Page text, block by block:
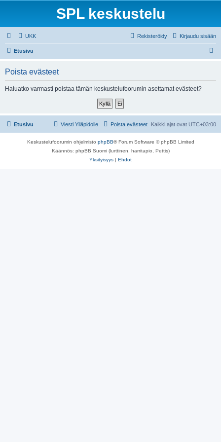
SPL keskustelu
UKK Kirjaudu sisään
Rekisteröidy
Etusivu
Poista evästeet
Haluatko varmasti poistaa tämän keskustelufoorumin asettamat evästeet?
Etusivu Kaikki ajat ovat UTC+03:00
Poista evästeet
Viesti Ylläpidolle
Keskustelufoorumin ohjelmisto phpBB® Forum Software © phpBB Limited
Käännös: phpBB Suomi (lurttinen, harritapio, Pettis)
Yksityisyys | Ehdot